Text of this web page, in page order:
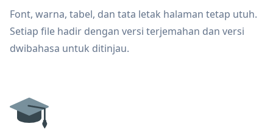
Font, warna, tabel, dan tata letak halaman tetap utuh.
Setiap file hadir dengan versi terjemahan dan versi
dwibahasa untuk ditinjau.